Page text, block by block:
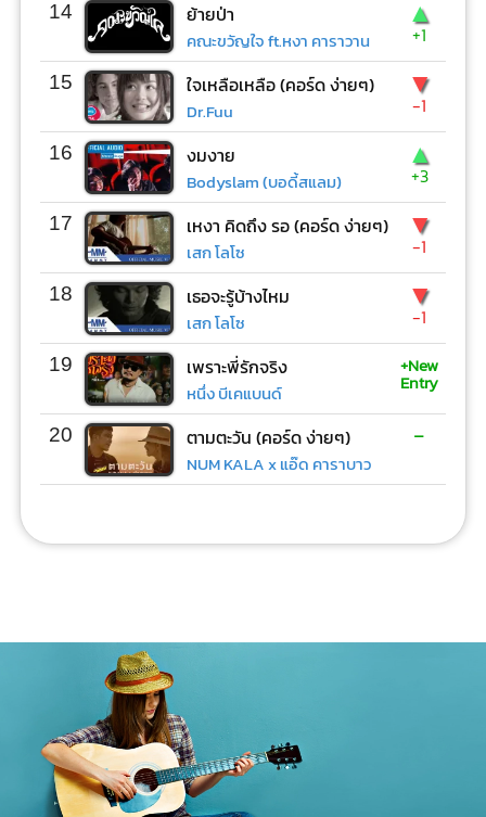
14 ย้ายป่า
คณะขวัญใจ ft.หงา คาราวาน
▲
+1
15 ใจเหลือเหลือ (คอร์ด ง่ายๆ)
Dr.Fuu
▼
-1
16 งมงาย
Bodyslam (บอดี้สแลม)
▲
+3
17 เหงา คิดถึง รอ (คอร์ด ง่ายๆ)
เสก โลโซ
▼
-1
18 เธอจะรู้บ้างไหม
เสก โลโซ
▼
-1
19 เพราะพี่รักจริง
หนึ่ง บีเคแบนด์
+New
Entry
20 ตามตะวัน (คอร์ด ง่ายๆ)
NUM KALA x แอ๊ด คาราบาว
-